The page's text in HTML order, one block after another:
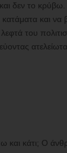
δεν το
κατάματα και
του
κάτι; Ο